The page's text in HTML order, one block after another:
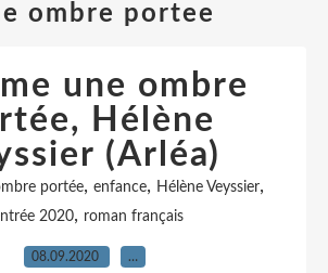
ombre portee
une ombre
Hélène
(Arléa)
portée, enfance, Hélène Veyssier,
2020, roman français
08.09.2020 …